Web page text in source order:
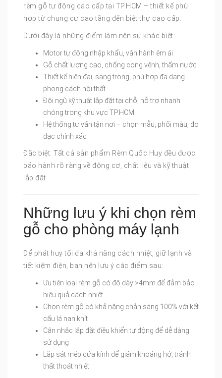
rèm gỗ tự động cao cấp tại TP.HCM – thiết kế phù
hợp từ chung cư cao tầng đến biệt thự cao cấp.
Dưới đây là những điểm làm nên sự khác biệt:
Motor tự động nhập khẩu, vận hành êm ái
Gỗ chất lượng cao, chống cong vênh, thấm nước
Thiết kế hiện đại, sang trọng, phù hợp đa dạng
phong cách nội thất
Đội ngũ kỹ thuật lắp đặt tại chỗ, hỗ trợ nhanh
chóng trong khu vực TP.HCM
Hệ thống tư vấn tận nơi – chọn mẫu, phối màu, đo
đạc chính xác
Đặc biệt: Tất cả sản phẩm Rèm Quốc Huy đều được
bảo hành rõ ràng về động cơ, chất liệu và kỹ thuật
lắp đặt.
Những lưu ý khi chọn rèm
gỗ cho phòng máy lạnh
Để phát huy tối đa khả năng cách nhiệt, giữ lạnh và
tiết kiệm điện, bạn nên lưu ý các điểm sau:
Ưu tiên loại rèm gỗ có độ dày >4mm để đảm bảo
hiệu quả cách nhiệt
Chọn rèm gỗ có khả năng chắn sáng 100% với kết
cấu lá nan khít
Cân nhắc lắp đặt điều khiển tự động để dễ dàng
sử dụng
Lắp sát mép cửa kính để giảm khoảng hở, tránh
thất thoát nhiệt